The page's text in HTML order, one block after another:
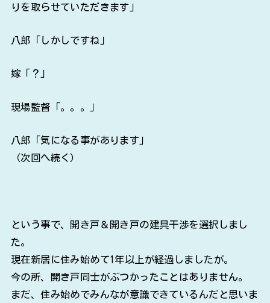
りを取らせていただきます」
八郎「しかしですね」
嫁「？」
現場監督「。。。」
八郎「気になる事があります」
（次回へ続く）
という事で、開き戸＆開き戸の建具干渉を選択しまし
た。
現在新居に住み始めて1年以上が経過しましたが。
今の所、開き戸同士がぶつかったことはありません。
まだ、住み始めでみんなが意識できているんだと思いま